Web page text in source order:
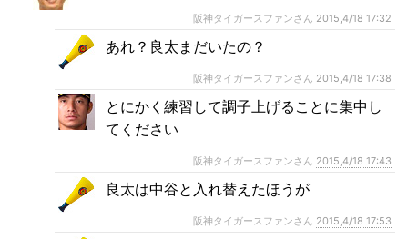
阪神タイガースファンさん 2015,4/18 17:32
あれ？良太まだいたの？
阪神タイガースファンさん 2015,4/18 17:38
とにかく練習して調子上げることに集中し
てください
阪神タイガースファンさん 2015,4/18 17:43
良太は中谷と入れ替えたほうが
阪神タイガースファンさん 2015,4/18 17:53